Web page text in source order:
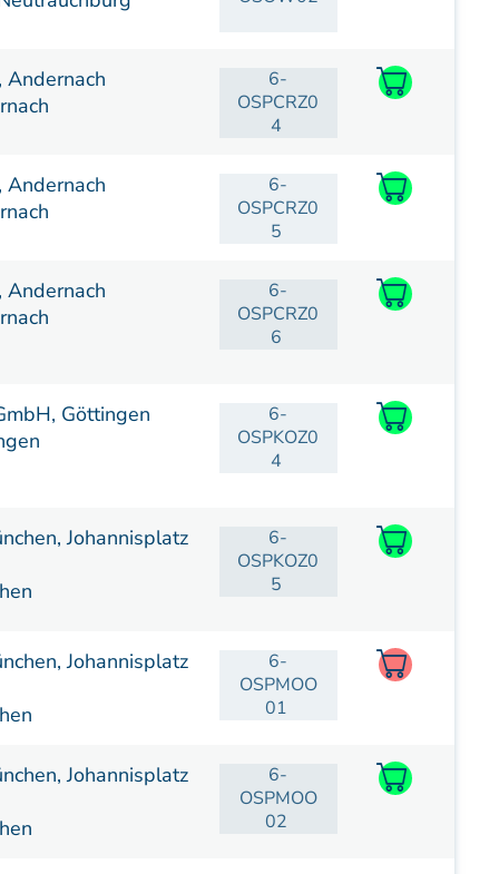
Andernach
6-
OSPCRZ0
4
Andernach
6-
OSPCRZ0
5
Andernach
6-
OSPCRZ0
6
Göttingen
6-
OSPKOZ0
4
Johannisplatz
6-
OSPKOZ0
5
Johannisplatz
6-
OSPMOO
01
Johannisplatz
6-
OSPMOO
02